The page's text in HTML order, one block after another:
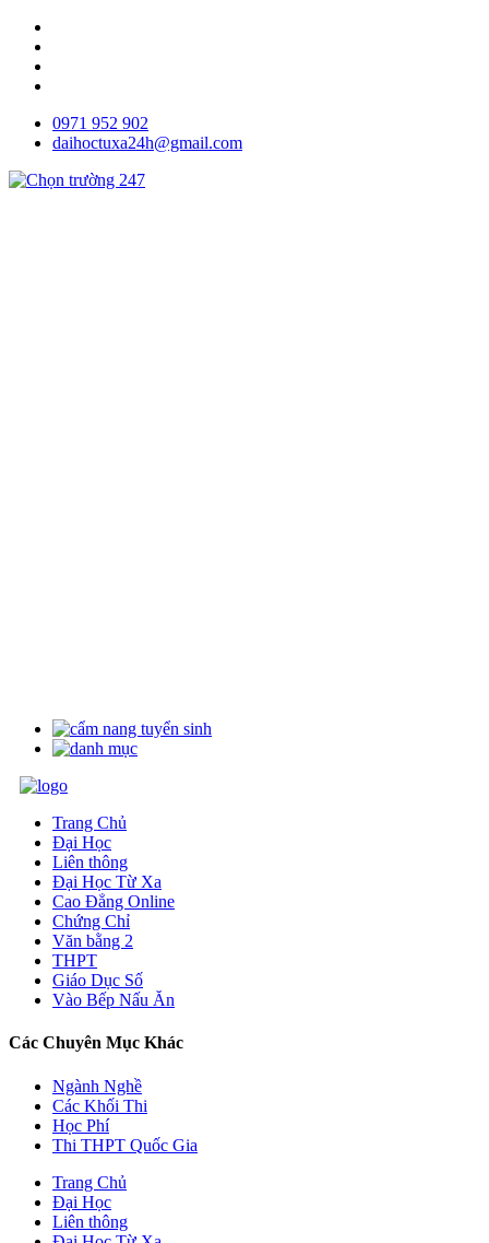
0971 952 902
daihoctuxa24h@gmail.com
Trang Chủ
Đại Học
Liên thông
Đại Học Từ Xa
Cao Đẳng Online
Chứng Chỉ
Văn bằng 2
THPT
Giáo Dục Số
Vào Bếp Nấu Ăn
Các Chuyên Mục Khác
Ngành Nghề
Các Khối Thi
Học Phí
Thi THPT Quốc Gia
Trang Chủ
Đại Học
Liên thông